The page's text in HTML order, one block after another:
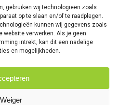
gebruiken wij technologieën zoals
op te slaan en/of te raadplegen.
kunnen wij gegevens zoals
website verwerken. Als je geen
intrekt, kan dit een nadelige
en mogelijkheden.
Weiger
voorwaarden